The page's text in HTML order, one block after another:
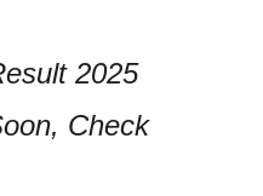
2025
Check